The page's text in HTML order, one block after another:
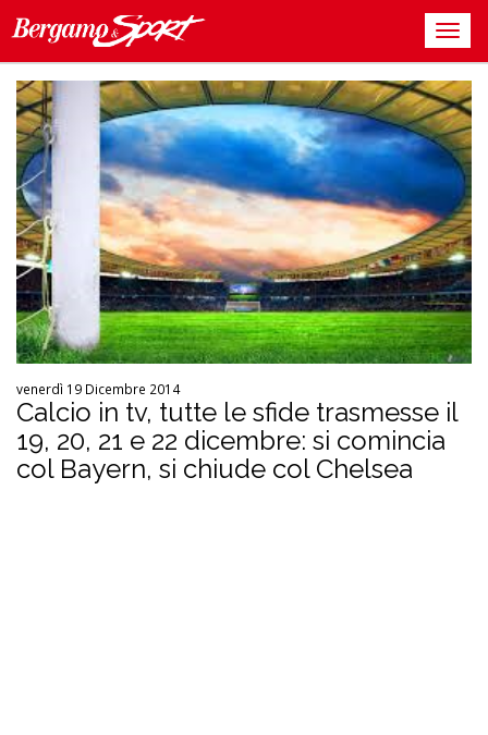
venerdì 19 Dicembre 2014
Calcio in tv, tutte le sfide trasmesse il
19, 20, 21 e 22 dicembre: si comincia
col Bayern, si chiude col Chelsea